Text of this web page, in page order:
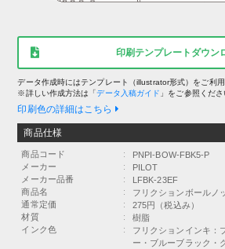
印刷テンプレートダウン
データ作成時にはテンプレート（illustrator形式）をご利用
※詳しい作成方法は「データ入稿ガイド 」をご参照くださ
印刷色の詳細はこちら
商品仕様
商品コード :
PNPI-BOW-FBK5-P
メーカー
:
PILOT
メーカー品番
:
LFBK-23EF
商品名
:
フリクションボールノ
通常定価
:
275円（税込み）
材質
:
樹脂
インク色
:
フリクションインキ：
ー・ブルーブラック・